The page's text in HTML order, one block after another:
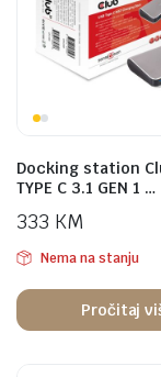
Docking station
TYPE C 3.1 GEN 1 …
333 KM
Nema na stanju
Pročitaj